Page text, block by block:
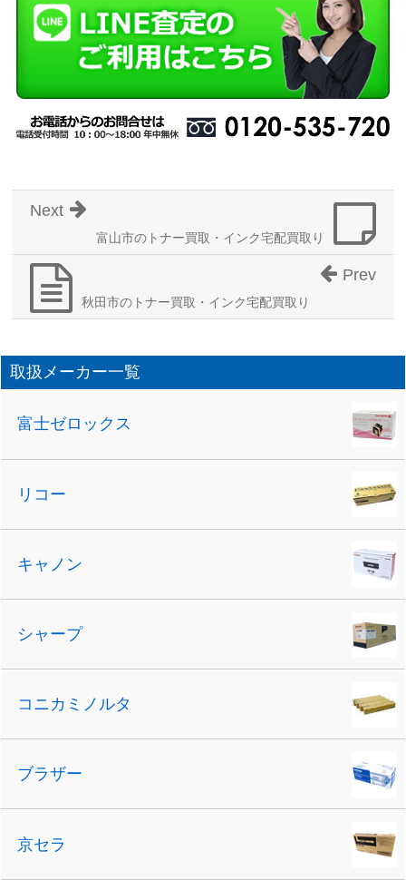
富山市のトナー買取・インク宅配買取り
Next
秋田市のトナー買取・インク宅配買取り
Prev
取扱メーカー一覧
富士ゼロックス
リコー
キャノン
シャープ
コニカミノルタ
ブラザー
京セラ